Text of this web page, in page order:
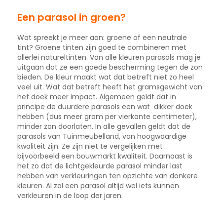
Een parasol in groen?
Wat spreekt je meer aan: groene of een neutrale
tint? Groene tinten zijn goed te combineren met
allerlei natureltinten. Van alle kleuren parasols mag je
uitgaan dat ze een goede bescherming tegen de zon
bieden. De kleur maakt wat dat betreft niet zo heel
veel uit. Wat dat betreft heeft het gramsgewicht van
het doek meer impact. Algemeen geldt dat in
principe de duurdere parasols een wat dikker doek
hebben (dus meer gram per vierkante centimeter),
minder zon doorlaten. In alle gevallen geldt dat de
parasols van Tuinmeubelland, van hoogwaardige
kwaliteit zijn. Ze zijn niet te vergelijken met
bijvoorbeeld een bouwmarkt kwaliteit. Daarnaast is
het zo dat de lichtgekleurde parasol minder last
hebben van verkleuringen ten opzichte van donkere
kleuren. Al zal een parasol altijd wel iets kunnen
verkleuren in de loop der jaren.